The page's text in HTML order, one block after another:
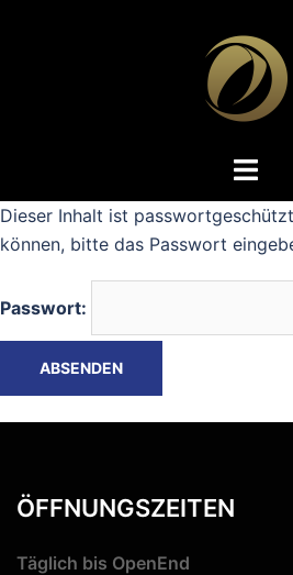
Dieser Inhalt ist
können, bitte das Passwort
Passwort:
ÖFFNUNGSZEITEN
Täglich bis OpenEnd